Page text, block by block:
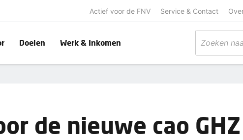
Actief voor de FNV Service & Contact
Doelen Werk & Inkomen
de nieuwe cao GHZ